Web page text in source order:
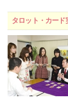
タロット・カー